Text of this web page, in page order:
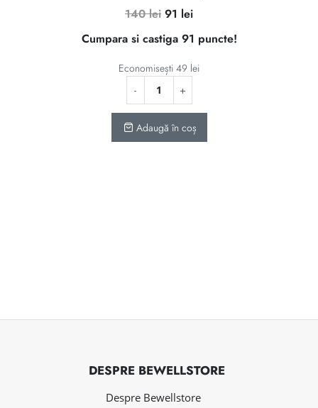
140lei Prețul
inițial
a
fost:
140 lei.
91 leiPrețul
curent
este:
91 lei.
Cumpara si castiga 91 puncte!
Economisești 49 lei
Adaugă în coș
DESPRE BEWELLSTORE
Despre Bewellstore